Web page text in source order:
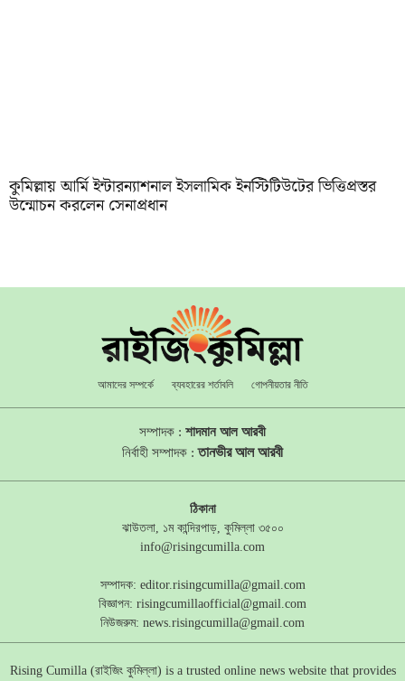
কুমিল্লায় আর্মি ইন্টারন্যাশনাল ইসলামিক ইনস্টিটিউটের ভিত্তিপ্রস্তর
উন্মোচন করলেন সেনাপ্রধান
আমাদের সম্পর্কে ব্যবহারের শর্তাবলি গোপনীয়তার নীতি
সম্পাদক : শাদমান আল আরবী
নির্বাহী সম্পাদক :তানভীর আল আরবী
ঠিকানা
ঝাউতলা, ১ম কান্দিরপাড়, কুমিল্লা ৩৫০০
info@risingcumilla.com
সম্পাদক: editor.risingcumilla@gmail.com
বিজ্ঞাপন: risingcumillaofficial@gmail.com
নিউজরুম: news.risingcumilla@gmail.com
Rising Cumilla (রাইজিং কুমিল্লা) is a trusted online news website that provides